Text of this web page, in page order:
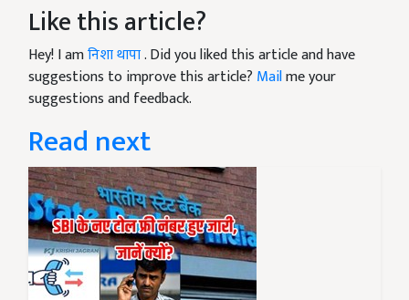
Like this article?
Hey! I amनिशा थापा. Did you liked this article and have
suggestions to improve this article? Mailme your
suggestions and feedback.
Read next